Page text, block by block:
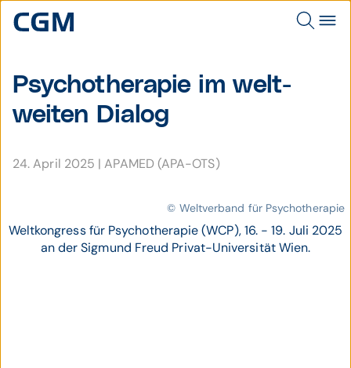
Psycho­therapie im welt­
weiten Dialog
24. April 2025 |APAMED (APA-OTS)
© Weltverband für Psychotherapie
Weltkongress für Psychotherapie (WCP), 16. - 19. Juli 2025
an der Sigmund Freud Privat-Universität Wien.